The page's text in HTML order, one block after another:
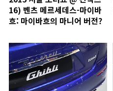
16) 벤츠 메르세데스-마이바
흐: 마이바흐의 마니어 버전?